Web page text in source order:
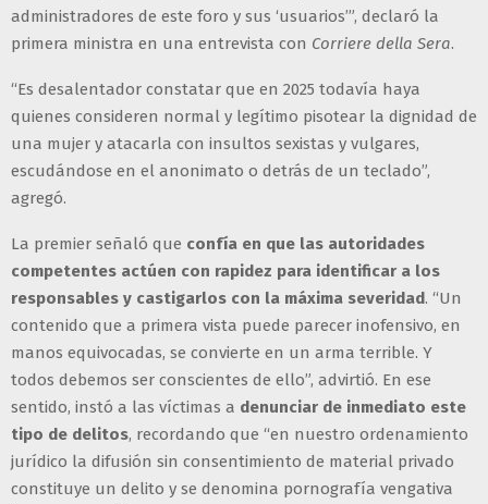
administradores de este foro y sus ‘usuarios’”, declaró la
primera ministra en una entrevista con Corriere della Sera.
“Es desalentador constatar que en 2025 todavía haya
quienes consideren normal y legítimo pisotear la dignidad de
una mujer y atacarla con insultos sexistas y vulgares,
escudándose en el anonimato o detrás de un teclado”,
agregó.
La premier señaló que confía en que las autoridades
competentes actúen con rapidez para identificar a los
responsables y castigarlos con la máxima severidad. “Un
contenido que a primera vista puede parecer inofensivo, en
manos equivocadas, se convierte en un arma terrible. Y
todos debemos ser conscientes de ello”, advirtió. En ese
sentido, instó a las víctimas a denunciar de inmediato este
tipo de delitos, recordando que “en nuestro ordenamiento
jurídico la difusión sin consentimiento de material privado
constituye un delito y se denomina pornografía vengativa